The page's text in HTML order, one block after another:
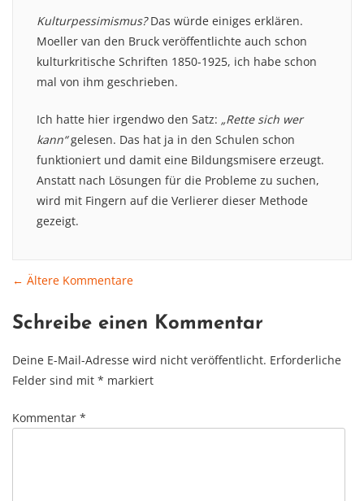
Kulturpessimismus?Das würde einiges erklären.
Moeller van den Bruck veröffentlichte auch schon
kulturkritische Schriften 1850-1925, ich habe schon
mal von ihm geschrieben.
Ich hatte hier irgendwo den Satz: „Rette sich wer
kann“gelesen. Das hat ja in den Schulen schon
funktioniert und damit eine Bildungsmisere erzeugt.
Anstatt nach Lösungen für die Probleme zu suchen,
wird mit Fingern auf die Verlierer dieser Methode
gezeigt.
Comment
← Ältere Kommentare
Schreibe einen Kommentar
Deine E-Mail-Adresse wird nicht veröffentlicht. Erforderliche
Felder sind mit * markiert
Kommentar *